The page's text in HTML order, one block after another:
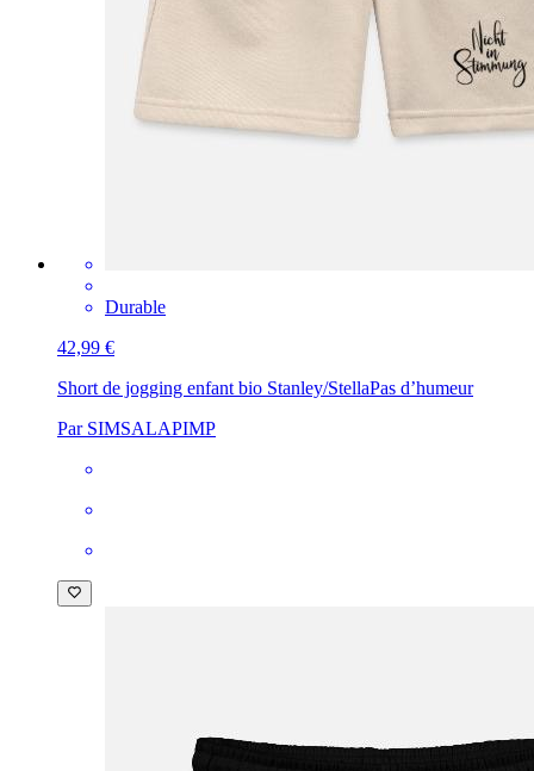
Durable
42,99 €
Short de jogging enfant bio Stanley/StellaPas d’humeur
Par SIMSALAPIMP